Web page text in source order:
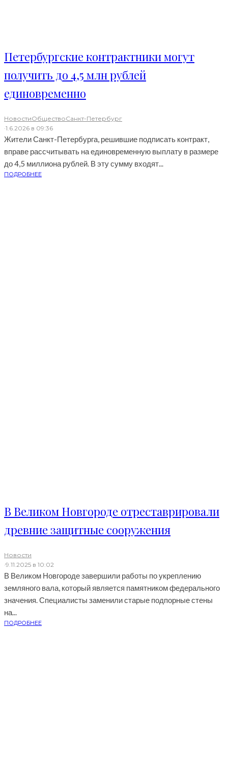
Петербургские контрактники могут
получить до 4,5 млн рублей
единовременно
НовостиОбществоСанкт-Петербург
·1.6.2026 в 09:36
Жители Санкт-Петербурга, решившие подписать контракт,
вправе рассчитывать на единовременную выплату в размере
до 4,5 миллиона рублей. В эту сумму входят...
ПОДРОБНЕЕ
В Великом Новгороде отреставрировали
древние защитные сооружения
Новости
·9.11.2025 в 10:02
В Великом Новгороде завершили работы по укреплению
земляного вала, который является памятником федерального
значения. Специалисты заменили старые подпорные стены
на...
ПОДРОБНЕЕ